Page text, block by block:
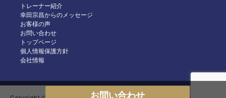
2024年8月
2024年7月
2024年6月
トレーナー紹介
幸田宗昌からのメッセージ
お客様の声
お問い合わせ
トップページ
個人情報保護方針
会社情報
お問い合わせ